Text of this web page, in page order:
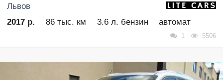
Львов
2017 р.
86 тыс. км 3.6 л. бензин автомат
1 5506